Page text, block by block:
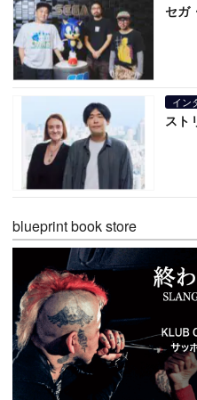
セガ
イン
スト
blueprint book store